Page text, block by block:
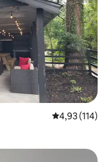
4,93 af 5 í
4,93 (114)